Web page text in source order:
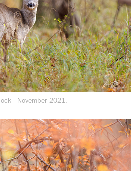
- November 2021.